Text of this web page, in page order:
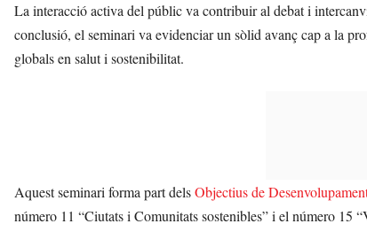
La interacció activa del públic va contribuir al debat i
conclusió, el seminari va evidenciar un sòlid avanç cap a la
globals en salut i sostenibilitat.
Aquest seminari forma part delsObjectius de
número 11 “Ciutats i Comunitats sostenibles” i el número 15